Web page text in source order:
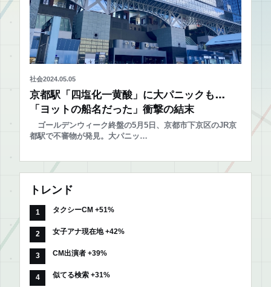
社会2024.05.05
京都駅「四塩化一黄酸」に大パニックも…
「ヨットの船名だった」衝撃の結末
ゴールデンウィーク終盤の5月5日、京都市下京区のJR京
都駅で不審物が発見。大パニッ…
トレンド
タクシーCM +51%
女子アナ現在地 +42%
CM出演者 +39%
似てる検索 +31%